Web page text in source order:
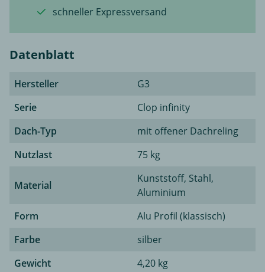
schneller Expressversand
Datenblatt
Hersteller
G3
Serie
Clop infinity
Dach-Typ
mit offener Dachreling
Nutzlast
75 kg
Material
Kunststoff, Stahl,
Aluminium
Form
Alu Profil (klassisch)
Farbe
silber
Gewicht
4,20 kg